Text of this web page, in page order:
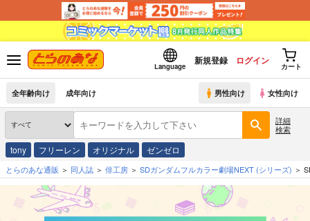
Language
新規登録 ログイン
カート
全年齢向け 成年向け 男性向け 女性向け
詳細
検索
tony フリーレン オリジナル ゼンゼロ
とらのあな通販 同人誌 俳工房 SDガンダムフルカラー劇場NEXT (シリーズ)